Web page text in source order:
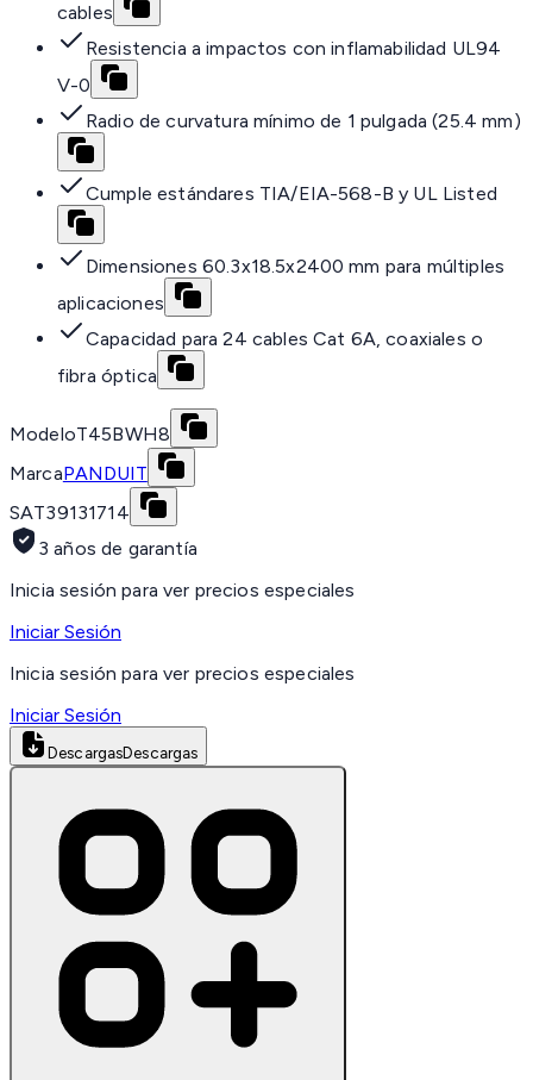
cables
Resistencia a impactos con inflamabilidad UL94
V-0
Radio de curvatura mínimo de 1 pulgada (25.4 mm)
Cumple estándares TIA/EIA-568-B y UL Listed
Dimensiones 60.3x18.5x2400 mm para múltiples
aplicaciones
Capacidad para 24 cables Cat 6A, coaxiales o
fibra óptica
ModeloT45BWH8
MarcaPANDUIT
SAT39131714
3 años de garantía
Inicia sesión para ver precios especiales
Iniciar Sesión
Inicia sesión para ver precios especiales
Iniciar Sesión
DescargasDescargas